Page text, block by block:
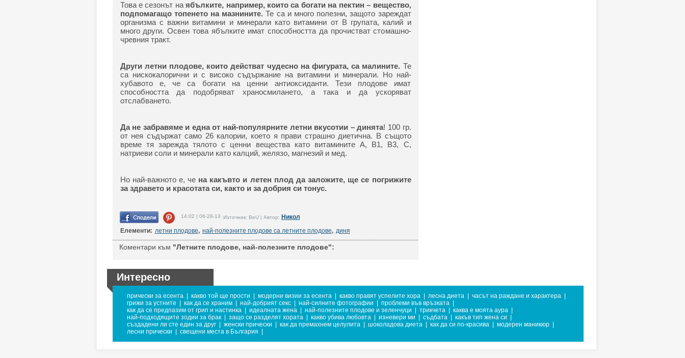
Това е сезонът наябълките, например, които са богати на пектин – вещество,
подпомагащо топенето на мазнините. Те са и много полезни, защото зареждат
организма с важни витамини и минерали като витамини от В групата, калий и
много други. Освен това ябълките имат способността да прочистват стомашно-
чревния тракт.
Други летни плодове, които действат чудесно на фигурата, са малините. Те
са нискокалорични и с високо съдържание на витамини и минерали. Но най-
хубавото е, че са богати на ценни антиоксиданти. Тези плодове имат
способността да подобряват храносмилането, а така и да ускоряват
отслабването.
Да не забравяме и една от най-популярните летни вкусотии – динята! 100 гр.
от нея съдържат само 26 калории, което я прави страшно диетична. В същото
време тя зарежда тялото с ценни вещества като витамините А, В1, В3, С,
натриеви соли и минерали като калций, желязо, магнезий и мед.
Но най-важното е, че на какъвто и летен плод да заложите, ще се погрижите
за здравето и красотата си, както и за добрия си тонус.
14:02 | 06-28-13 Източник: BeU | Автор: Никол
Елементи: летни плодове, най-полезните плодове са летните плодове, диня
Коментари към "Летните плодове, най-полезните плодове":
Интересно
прически за есента какво той ще прости модерни визии за есента какво правят успелите хора лесна диета часът на раждане и характера
грижи за устните
как да се храним най-добрият секс най-силните фотографии проблеми във връзката
как да се предпазим от грип и настинка
идеалната жена най-полезните плодове и зеленчуци трикчета каква е моята аура
най-подходящите зодии за брак
защо се разделят хората какво убива любовта изневери ми съдбата какъв тип жена си
създадени ли сте един за друг
женски прически как да премахнем целулита шоколадова диета как да си по-красива модерен маникюр
лесни прически
свещени места в България